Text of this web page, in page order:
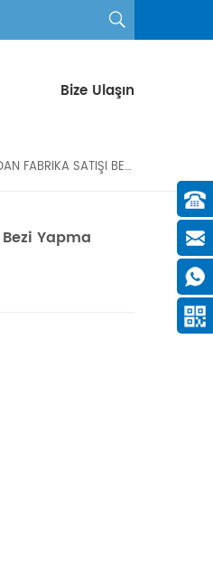
Bize Ulaşın
DOĞRUDAN FABRIKA SATIŞI BEBEK BEZI YAPMA MAKINESI
Yapma